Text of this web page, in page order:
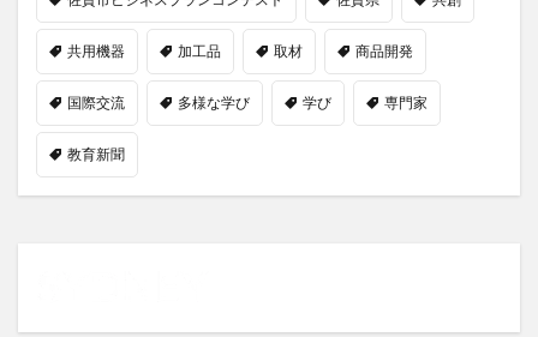
共用機器 加工品 取材 商品開発
国際交流 多様な学び 学び 専門家
教育新聞